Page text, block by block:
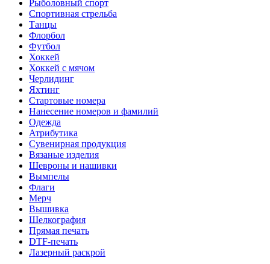
Рыболовный спорт
Спортивная стрельба
Танцы
Флорбол
Футбол
Хоккей
Хоккей с мячом
Черлидинг
Яхтинг
Стартовые номера
Нанесение номеров и фамилий
Одежда
Атрибутика
Сувенирная продукция
Вязаные изделия
Шевроны и нашивки
Вымпелы
Флаги
Мерч
Вышивка
Шелкография
Прямая печать
DTF-печать
Лазерный раскрой